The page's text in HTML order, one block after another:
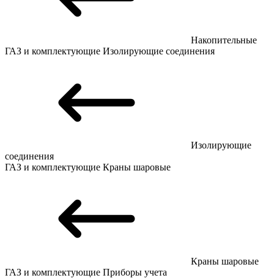
Накопительные
ГАЗ и комплектующие Изолирующие соединения
Изолирующие
соединения
ГАЗ и комплектующие Краны шаровые
Краны шаровые
ГАЗ и комплектующие Приборы учета